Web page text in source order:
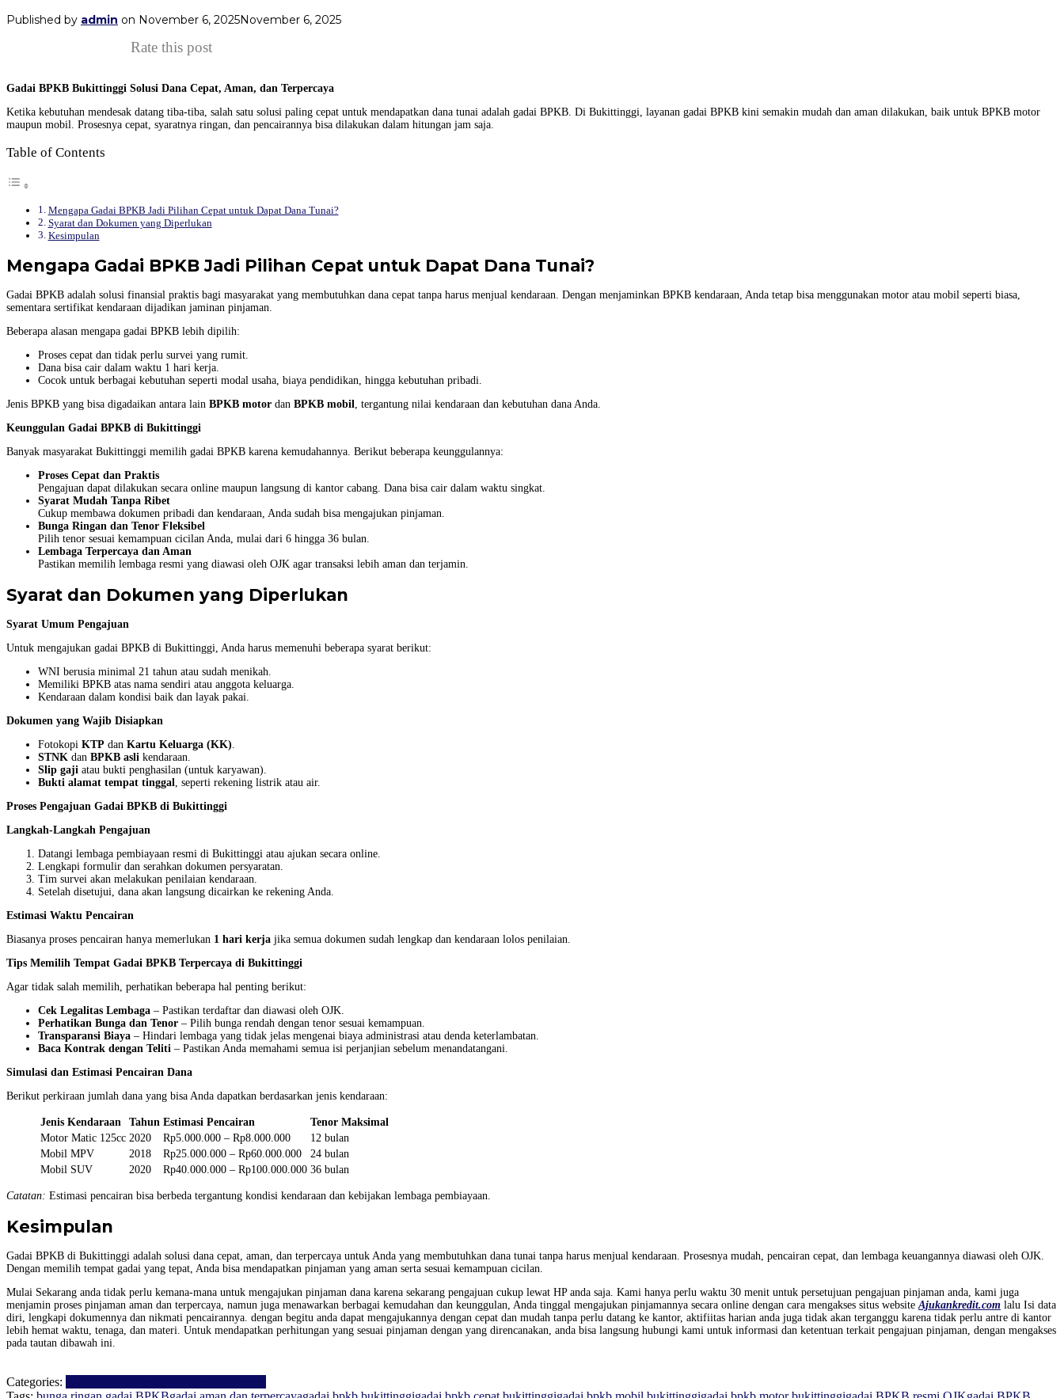
Published by admin on November 6, 2025November 6, 2025
Rate this post
Gadai BPKB Bukittinggi Solusi Dana Cepat, Aman, dan Terpercaya
Ketika kebutuhan mendesak datang tiba-tiba, salah satu solusi paling cepat untuk mendapatkan dana tunai adalah gadai BPKB. Di Bukittinggi, layanan gadai BPKB kini semakin mudah dan aman dilakukan, baik untuk BPKB motor
maupun mobil. Prosesnya cepat, syaratnya ringan, dan pencairannya bisa dilakukan dalam hitungan jam saja.
Table of Contents
Mengapa Gadai BPKB Jadi Pilihan Cepat untuk Dapat Dana Tunai?
Syarat dan Dokumen yang Diperlukan
Kesimpulan
Mengapa Gadai BPKB Jadi Pilihan Cepat untuk Dapat Dana Tunai?
Gadai BPKB adalah solusi finansial praktis bagi masyarakat yang membutuhkan dana cepat tanpa harus menjual kendaraan. Dengan menjaminkan BPKB kendaraan, Anda tetap bisa menggunakan motor atau mobil seperti biasa,
sementara sertifikat kendaraan dijadikan jaminan pinjaman.
Beberapa alasan mengapa gadai BPKB lebih dipilih:
Proses cepat dan tidak perlu survei yang rumit.
Dana bisa cair dalam waktu 1 hari kerja.
Cocok untuk berbagai kebutuhan seperti modal usaha, biaya pendidikan, hingga kebutuhan pribadi.
Jenis BPKB yang bisa digadaikan antara lain BPKB motor dan BPKB mobil, tergantung nilai kendaraan dan kebutuhan dana Anda.
Keunggulan Gadai BPKB di Bukittinggi
Banyak masyarakat Bukittinggi memilih gadai BPKB karena kemudahannya. Berikut beberapa keunggulannya:
Proses Cepat dan Praktis
Pengajuan dapat dilakukan secara online maupun langsung di kantor cabang. Dana bisa cair dalam waktu singkat.
Syarat Mudah Tanpa Ribet
Cukup membawa dokumen pribadi dan kendaraan, Anda sudah bisa mengajukan pinjaman.
Bunga Ringan dan Tenor Fleksibel
Pilih tenor sesuai kemampuan cicilan Anda, mulai dari 6 hingga 36 bulan.
Lembaga Terpercaya dan Aman
Pastikan memilih lembaga resmi yang diawasi oleh OJK agar transaksi lebih aman dan terjamin.
Syarat dan Dokumen yang Diperlukan
Syarat Umum Pengajuan
Untuk mengajukan gadai BPKB di Bukittinggi, Anda harus memenuhi beberapa syarat berikut:
WNI berusia minimal 21 tahun atau sudah menikah.
Memiliki BPKB atas nama sendiri atau anggota keluarga.
Kendaraan dalam kondisi baik dan layak pakai.
Dokumen yang Wajib Disiapkan
Fotokopi KTP dan Kartu Keluarga (KK).
STNK dan BPKB asli kendaraan.
Slip gaji atau bukti penghasilan (untuk karyawan).
Bukti alamat tempat tinggal, seperti rekening listrik atau air.
Proses Pengajuan Gadai BPKB di Bukittinggi
Langkah-Langkah Pengajuan
Datangi lembaga pembiayaan resmi di Bukittinggi atau ajukan secara online.
Lengkapi formulir dan serahkan dokumen persyaratan.
Tim survei akan melakukan penilaian kendaraan.
Setelah disetujui, dana akan langsung dicairkan ke rekening Anda.
Estimasi Waktu Pencairan
Biasanya proses pencairan hanya memerlukan 1 hari kerja jika semua dokumen sudah lengkap dan kendaraan lolos penilaian.
Tips Memilih Tempat Gadai BPKB Terpercaya di Bukittinggi
Agar tidak salah memilih, perhatikan beberapa hal penting berikut:
Cek Legalitas Lembaga – Pastikan terdaftar dan diawasi oleh OJK.
Perhatikan Bunga dan Tenor – Pilih bunga rendah dengan tenor sesuai kemampuan.
Transparansi Biaya – Hindari lembaga yang tidak jelas mengenai biaya administrasi atau denda keterlambatan.
Baca Kontrak dengan Teliti – Pastikan Anda memahami semua isi perjanjian sebelum menandatangani.
Simulasi dan Estimasi Pencairan Dana
Berikut perkiraan jumlah dana yang bisa Anda dapatkan berdasarkan jenis kendaraan:
Jenis Kendaraan Tahun Estimasi Pencairan
Tenor Maksimal
Motor Matic 125cc 2020 Rp5.000.000 – Rp8.000.000
12 bulan
Mobil MPV
2018 Rp25.000.000 – Rp60.000.000
24 bulan
Mobil SUV
2020 Rp40.000.000 – Rp100.000.000 36 bulan
Catatan: Estimasi pencairan bisa berbeda tergantung kondisi kendaraan dan kebijakan lembaga pembiayaan.
Kesimpulan
Gadai BPKB di Bukittinggi adalah solusi dana cepat, aman, dan terpercaya untuk Anda yang membutuhkan dana tunai tanpa harus menjual kendaraan. Prosesnya mudah, pencairan cepat, dan lembaga keuangannya diawasi oleh OJK.
Dengan memilih tempat gadai yang tepat, Anda bisa mendapatkan pinjaman yang aman serta sesuai kemampuan cicilan.
Mulai Sekarang anda tidak perlu kemana-mana untuk mengajukan pinjaman dana karena sekarang pengajuan cukup lewat HP anda saja. Kami hanya perlu waktu 30 menit untuk persetujuan pengajuan pinjaman anda, kami juga
menjamin proses pinjaman aman dan terpercaya, namun juga menawarkan berbagai kemudahan dan keunggulan, Anda tinggal mengajukan pinjamannya secara online dengan cara mengakses situs websiteAjukankredit.com lalu Isi data
diri, lengkapi dokumennya dan nikmati pencairannya. dengan begitu anda dapat mengajukannya dengan cepat dan mudah tanpa perlu datang ke kantor, aktifiitas harian anda juga tidak akan terganggu karena tidak perlu antre di kantor
lebih hemat waktu, tenaga, dan materi. Untuk mendapatkan perhitungan yang sesuai pinjaman dengan yang direncanakan, anda bisa langsung hubungi kami untuk informasi dan ketentuan terkait pengajuan pinjaman, dengan mengakses
pada tautan dibawah ini.
Categories: